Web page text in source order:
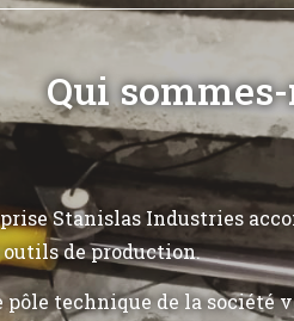
Qui
Stanislas Industries
de production.
technique de la société